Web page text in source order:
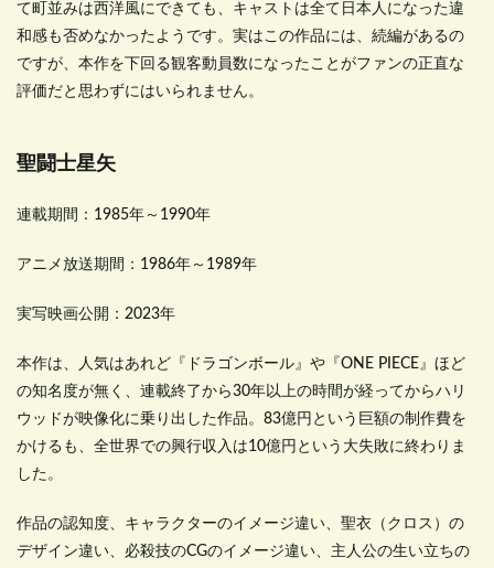
て町並みは西洋風にできても、キャストは全て日本人になった違
和感も否めなかったようです。実はこの作品には、続編があるの
ですが、本作を下回る観客動員数になったことがファンの正直な
評価だと思わずにはいられません。
聖闘士星矢
連載期間：1985年～1990年
アニメ放送期間：1986年～1989年
実写映画公開：2023年
本作は、人気はあれど『ドラゴンボール』や『ONE PIECE』ほど
の知名度が無く、連載終了から30年以上の時間が経ってからハリ
ウッドが映像化に乗り出した作品。83億円という巨額の制作費を
かけるも、全世界での興行収入は10億円という大失敗に終わりま
した。
作品の認知度、キャラクターのイメージ違い、聖衣（クロス）の
デザイン違い、必殺技のCGのイメージ違い、主人公の生い立ちの